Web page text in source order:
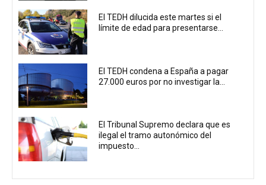
El TEDH dilucida este martes si el
límite de edad para presentarse...
El TEDH condena a España a pagar
27.000 euros por no investigar la...
El Tribunal Supremo declara que es
ilegal el tramo autonómico del
impuesto...